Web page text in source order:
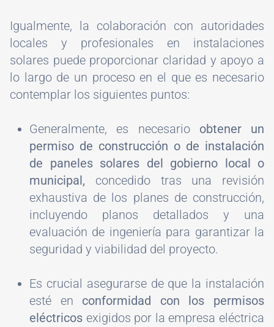
Igualmente, la colaboración con autoridades
locales y profesionales en instalaciones
solares puede proporcionar claridad y apoyo a
lo largo de un proceso en el que es necesario
contemplar los siguientes puntos:
Generalmente, es necesarioobtener un
permiso de construcción o de instalación
de paneles solares del gobierno local o
municipal, concedido tras una revisión
exhaustiva de los planes de construcción,
incluyendo planos detallados y una
evaluación de ingeniería para garantizar la
seguridad y viabilidad del proyecto.
Es crucial asegurarse de que la instalación
esté en conformidad con los permisos
eléctricos exigidos por la empresa eléctrica